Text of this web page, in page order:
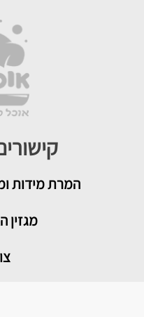
המרת מידות
מגזין